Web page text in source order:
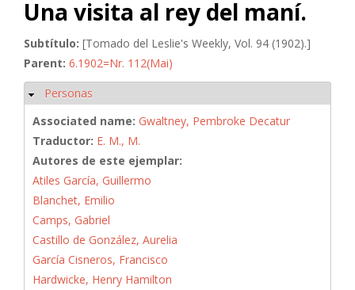
Una visita al rey del maní.
Subtítulo: [Tomado del Leslie's Weekly, Vol. 94 (1902).]
Parent: 6.1902=Nr. 112(Mai)
Ocultar
Personas
Associated name: Gwaltney, Pembroke Decatur
Traductor: E. M., M.
Autores de este ejemplar:
Atiles García, Guillermo
Blanchet, Emilio
Camps, Gabriel
Castillo de González, Aurelia
García Cisneros, Francisco
Hardwicke, Henry Hamilton